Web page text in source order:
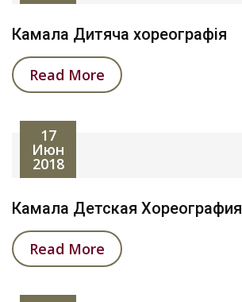
Камала Дитяча хореографія
Read More
17
Июн
2018
Камала Детская Хореография
Read More